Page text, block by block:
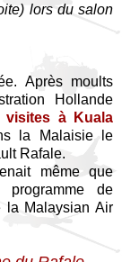
lors du salon
Après moults
Hollande
visites à Kuala
la Malaisie le
Rafale.
même que
de
la Malaysian Air